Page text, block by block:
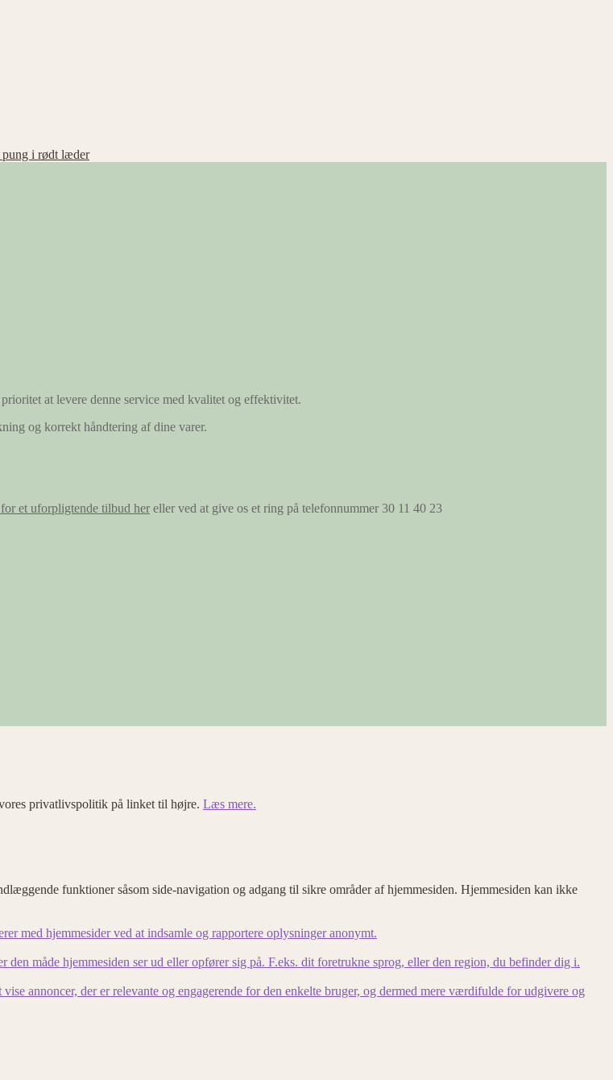
pung i rødt læder
at levere denne service med kvalitet og effektivitet.
og korrekt håndtering af dine varer.
et uforpligtende tilbud her eller ved at give os et ring på telefonnummer 30 11 40 23
privatlivspolitik på linket til højre. Læs mere.
funktioner såsom side-navigation og adgang til sikre områder af hjemmesiden. Hjemmesiden kan ikke
med hjemmesider ved at indsamle og rapportere oplysninger anonymt.
måde hjemmesiden ser ud eller opfører sig på. F.eks. dit foretrukne sprog, eller den region, du befinder dig i.
annoncer, der er relevante og engagerende for den enkelte bruger, og dermed mere værdifulde for udgivere og